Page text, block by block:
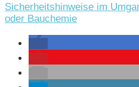
Sicherheitshinweise im
oder Bauchemie